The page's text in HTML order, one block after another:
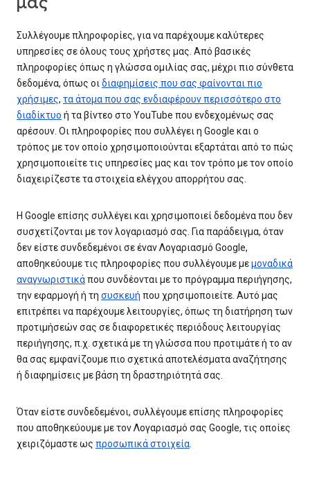
Συλλέγουμε πληροφορίες, για να παρέχουμε καλύτερες
υπηρεσίες σε όλους τους χρήστες μας. Από βασικές
πληροφορίες όπως η γλώσσα ομιλίας σας, μέχρι πιο σύνθετα
δεδομένα, όπως οι διαφημίσεις που σας φαίνονται πιο
χρήσιμες, τα άτομα που σας ενδιαφέρουν περισσότερο στο
διαδίκτυο ή τα βίντεο στο YouTube που ενδεχομένως σας
αρέσουν. Οι πληροφορίες που συλλέγει η Google και ο
τρόπος με τον οποίο χρησιμοποιούνται εξαρτάται από το πώς
χρησιμοποιείτε τις υπηρεσίες μας και τον τρόπο με τον οποίο
διαχειρίζεστε τα στοιχεία ελέγχου απορρήτου σας.
Η Google επίσης συλλέγει και χρησιμοποιεί δεδομένα που δεν
συσχετίζονται με τον λογαριασμό σας. Για παράδειγμα, όταν
δεν είστε συνδεδεμένοι σε έναν Λογαριασμό Google,
αποθηκεύουμε τις πληροφορίες που συλλέγουμε μεμοναδικά
αναγνωριστικάπου συνδέονται με το πρόγραμμα περιήγησης,
την εφαρμογή ή τη συσκευή που χρησιμοποιείτε. Αυτό μας
επιτρέπει να παρέχουμε λειτουργίες, όπως τη διατήρηση των
προτιμήσεών σας σε διαφορετικές περιόδους λειτουργίας
περιήγησης, π.χ. σχετικά με τη γλώσσα που προτιμάτε ή το αν
θα σας εμφανίζουμε πιο σχετικά αποτελέσματα αναζήτησης
ή διαφημίσεις με βάση τη δραστηριότητά σας.
Όταν είστε συνδεδεμένοι, συλλέγουμε επίσης πληροφορίες
που αποθηκεύουμε με τον Λογαριασμό σας Google, τις οποίες
χειριζόμαστε ως προσωπικά στοιχεία